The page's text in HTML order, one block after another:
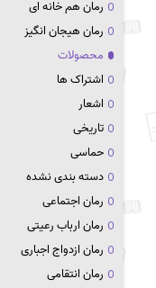
رمان هم خانه ای
رمان هیجان انگیز
محصولات
اشتراک ها
اشعار
تاریخی
حماسی
دسته بندی نشده
رمان اجتماعی
رمان ارباب رعیتی
رمان ازدواج اجباری
رمان انتقامی